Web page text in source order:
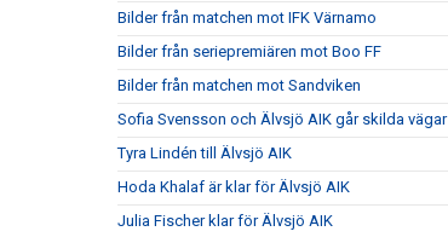
Bilder från matchen mot IFK Värnamo
Bilder från seriepremiären mot Boo FF
Bilder från matchen mot Sandviken
Sofia Svensson och Älvsjö AIK går skilda vägar
Tyra Lindén till Älvsjö AIK
Hoda Khalaf är klar för Älvsjö AIK
Julia Fischer klar för Älvsjö AIK